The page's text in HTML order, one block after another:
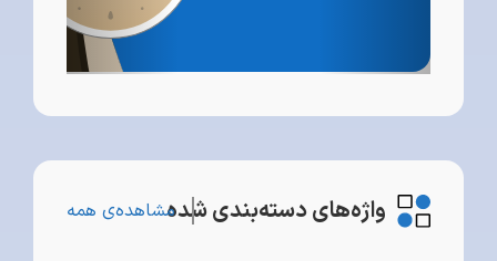
واژه‌های دسته‌بندی شدهمشاهده‌ی همه